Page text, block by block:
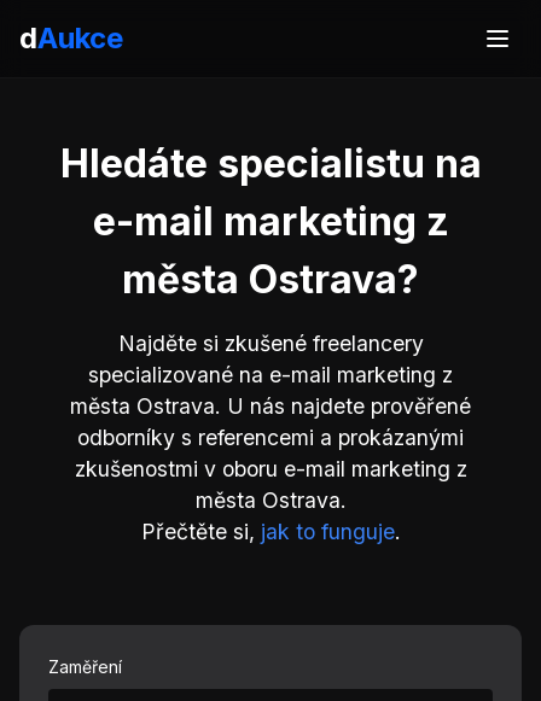
dAukce
Hledáte specialistu na
e-mail marketing z
města Ostrava?
Najděte si zkušené freelancery
specializované na e-mail marketing z
města Ostrava. U nás najdete prověřené
odborníky s referencemi a prokázanými
zkušenostmi v oboru e-mail marketing z
města Ostrava.
Přečtěte si, jak to funguje.
Zaměření